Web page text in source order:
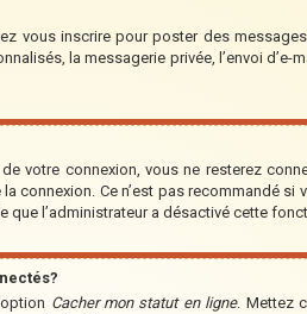
vous inscrire pour poster des
la messagerie privée, l’envoi d’e-
votre connexion, vous ne resterez
connexion. Ce n’est pas recommandé
que l’administrateur a désactivé cette
Cacher mon statut en ligne. Mettez